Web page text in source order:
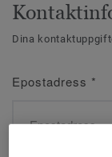
Dina
Epostadress *